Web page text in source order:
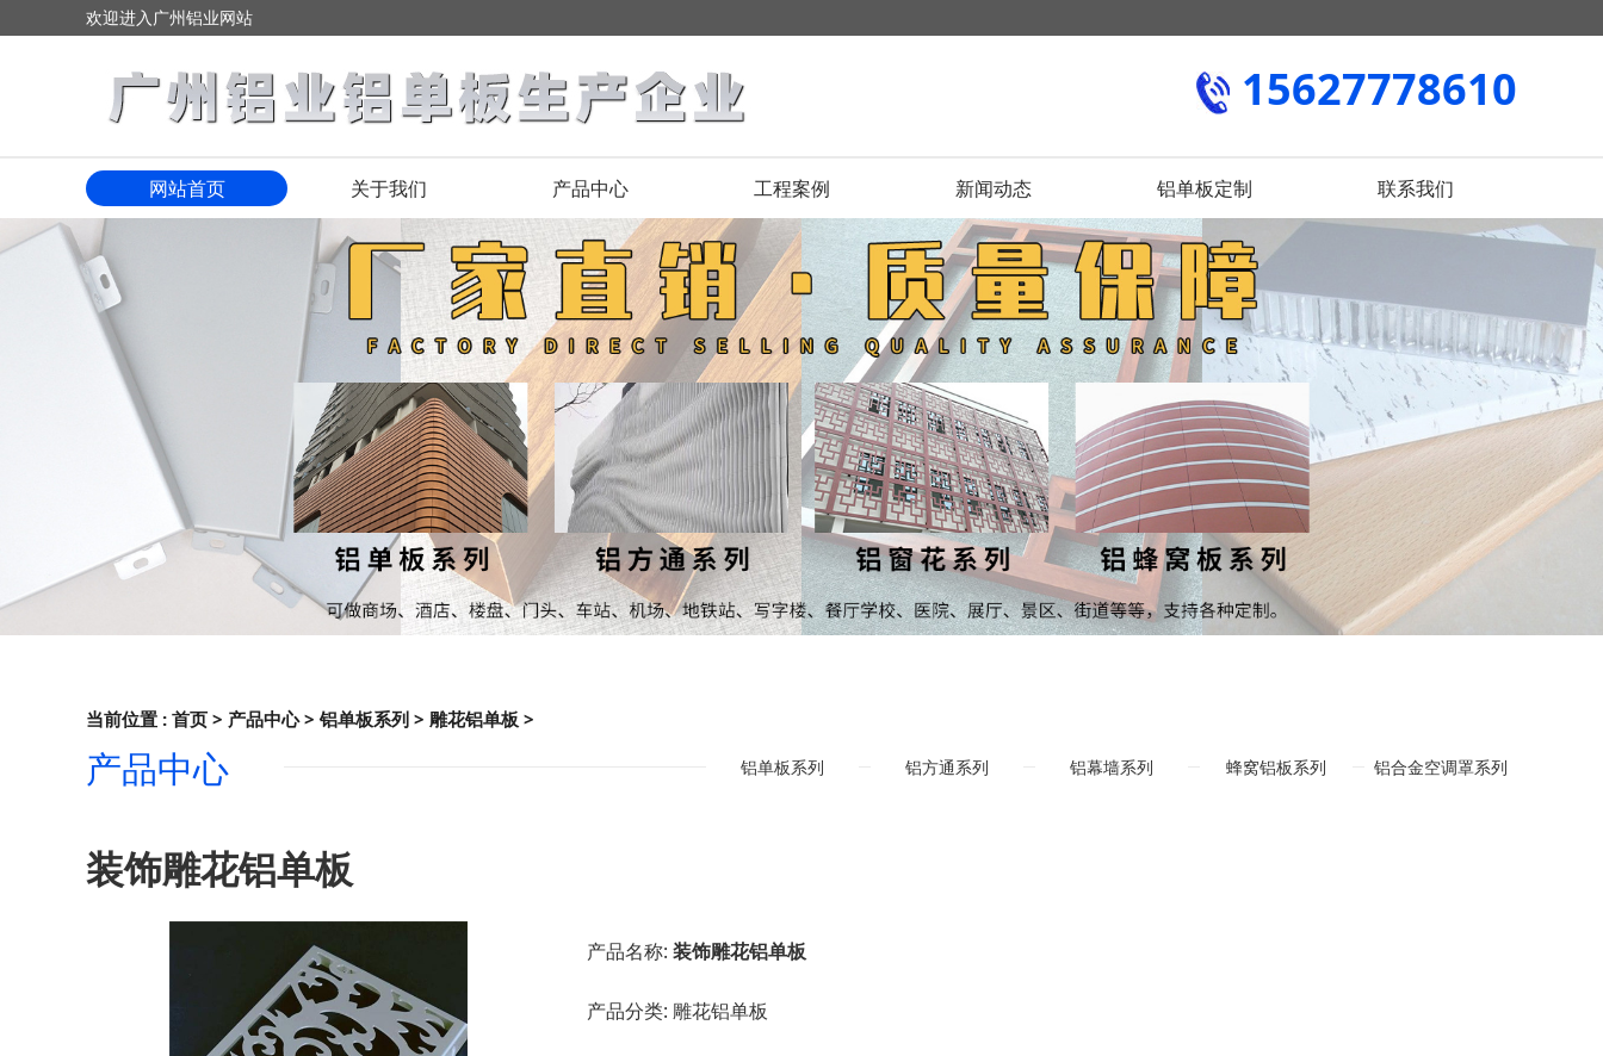
欢迎进入广州铝业网站
15627778610
网站首页 关于我们 产品中心 工程案例 新闻动态 铝单板定制 联系我们
当前位置 : 首页 > 产品中心> 铝单板系列 > 雕花铝单板 >
产品中心 铝单板系列 铝方通系列 铝幕墙系列 蜂窝铝板系列 铝合金空调罩系列
装饰雕花铝单板
产品名称: 装饰雕花铝单板
产品分类: 雕花铝单板